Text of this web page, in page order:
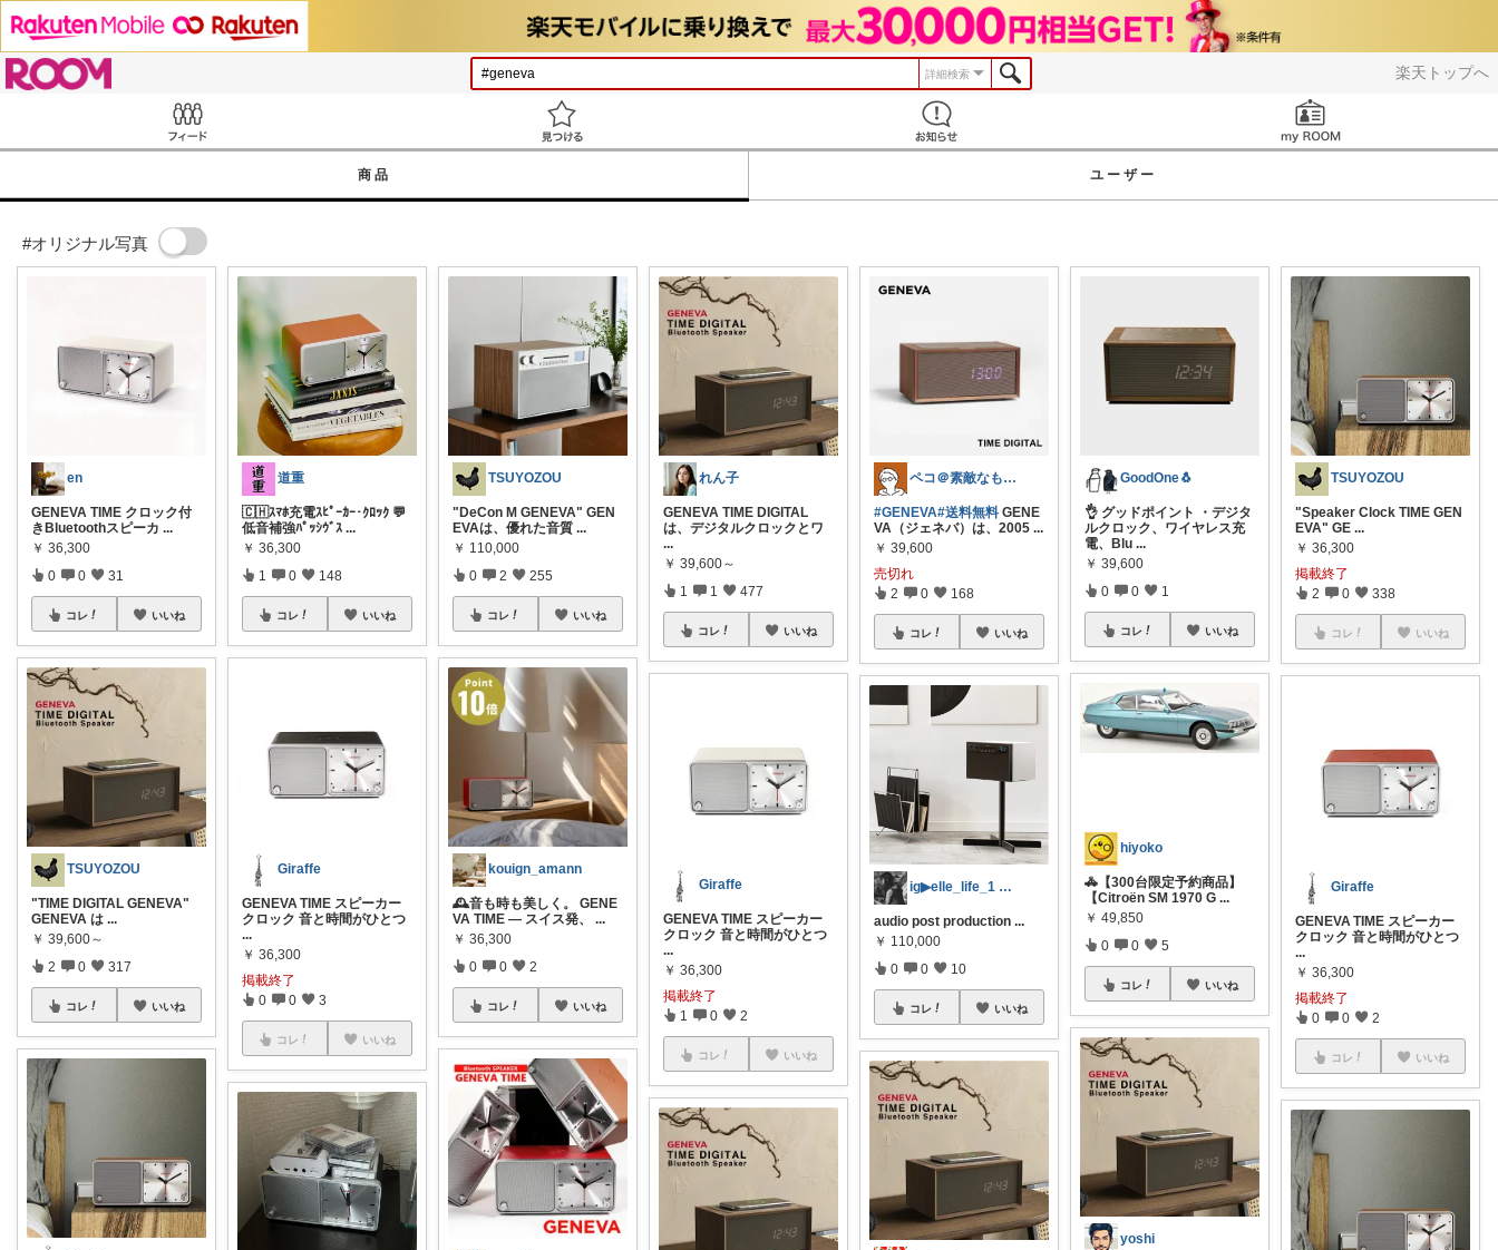
楽天トップへ
詳細検索
商品 ユーザー
#オリジナル写真
en
GENEVA TIME クロック付
きBluetoothスピーカ ...
￥ 36,300
0 0 31
コレ いいね
TSUYOZOU
"TIME DIGITAL GENEVA"
GENEVA は ...
￥ 39,600～
2 0 317
コレ いいね
道重
🇨🇭ｽﾏﾎ充電ｽﾋﾟｰｶｰ･ｸﾛｯｸ 💬
低音補強ﾊﾟｯｼｳﾞｽ ...
￥ 36,300
1 0 148
コレ いいね
Giraffe
GENEVA TIME スピーカー
クロック 音と時間がひとつ
...
￥ 36,300
掲載終了
0 0 3
コレ いいね
TSUYOZOU
"DeCon M GENEVA" GEN
EVAは、優れた音質 ...
￥ 110,000
0 2 255
コレ いいね
kouign_amann
🕰️音も時も美しく。 GENE
VA TIME — スイス発、
...
￥ 36,300
0 0 2
コレ いいね
れん子
GENEVA TIME DIGITAL
は、デジタルクロックとワ
...
￥ 39,600～
1 1 477
コレ いいね
Giraffe
GENEVA TIME スピーカー
クロック 音と時間がひとつ
...
￥ 36,300
掲載終了
1 0 2
コレ いいね
ペコ＠素敵なものを紹介しています
#GENEVA#送料無料 GENE
VA（ジェネバ）は、2005 ...
￥ 39,600
売切れ
2 0 168
コレ いいね
ig▶elle_life_1 エル
audio post production...
￥ 110,000
0 0 10
コレ いいね
GoodOne🐧
👌 グッドポイント ・デジタ
ルクロック、ワイヤレス充
電、Blu ...
￥ 39,600
0 0 1
コレ いいね
hiyoko
🚓【300台限定予約商品】
【Citroën SM 1970 G ...
￥ 49,850
0 0 5
コレ いいね
yoshi
TSUYOZOU
"Speaker Clock TIME GEN
EVA" GE ...
￥ 36,300
掲載終了
2 0 338
コレ いいね
Giraffe
GENEVA TIME スピーカー
クロック 音と時間がひとつ
...
￥ 36,300
掲載終了
0 0 2
コレ いいね